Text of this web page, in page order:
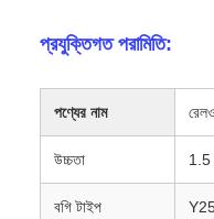
প্রযুক্তিগত পরামিতি:
পণ্যের নাম
উচ্চতা 1.5
বগি টাইপ